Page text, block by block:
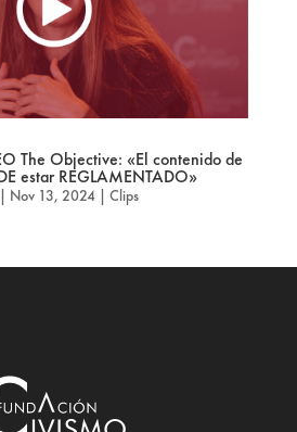
The Objective: «El contenido de
estar REGLAMENTADO»
Nov 13, 2024| Clips